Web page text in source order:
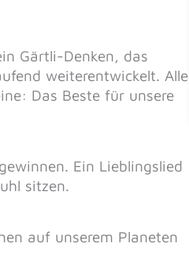
Gärtli-Denken, das
weiterentwickelt. Alle
Das Beste für unsere
Ein Lieblingslied
sitzen.
auf unserem Planeten